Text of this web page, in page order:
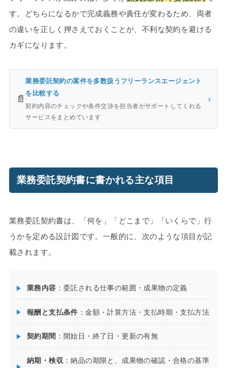
す。どちらになるかで完成義務や責任が変わるため、両者
の違いを正しく押さえておくことが、不利な契約を避ける
カギになります。
📄
業務委託契約の案件を多数扱うフリーランスエージェント
を比較する
契約内容のチェックや条件交渉を担当者がサポートしてくれる
サービスをまとめています
›
業務委託契約書に書かれる主な項目
業務委託契約書は、「何を」「どこまで」「いくらで」行
うかを定める設計図です。一般的に、次のような項目が記
載されます。
業務内容 ：委託される仕事の範囲・成果物の定義
報酬と支払条件 ：金額・計算方法・支払時期・支払方法
契約期間 ：開始日・終了日・更新の有無
納期・検収 ：納品の期限と、成果物の確認・合格の基準